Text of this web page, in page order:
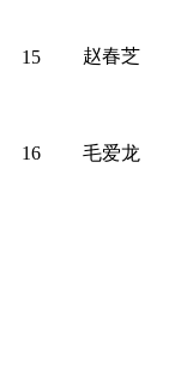
15 赵春芝
16 毛爱龙